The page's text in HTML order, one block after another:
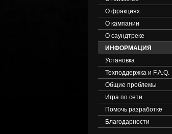
О фракциях
О кампании
O саундтреке
ИНФОРМАЦИЯ
Установка
Техподдержка и F.A.Q.
Общие проблемы
Игра по сети
Помочь разработке
Благодарности